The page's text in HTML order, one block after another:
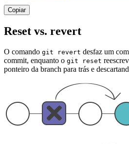
Copiar
Reset vs. revert
O comando git revert desfaz um
commit, enquanto o git reset
ponteiro da branch para trás e